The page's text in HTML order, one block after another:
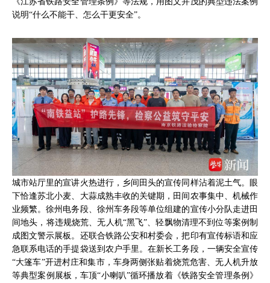
说明“什么不能干、怎么干更安全”。
城市站厅里的宣讲火热进行，乡间田头的宣传同样沾着泥土气。眼
下恰逢苏北小麦、大蒜成熟丰收的关键期，田间农事集中、机械作
业频繁。徐州电务段、徐州车务段等单位组建的宣传小分队走进田
间地头，将违规烧荒、无人机“黑飞”、轻飘物清理不到位等案例制
成图文警示展板。还联合铁路公安和村委会，把印有宣传标语和应
急联系电话的手提袋送到农户手里。在新长工务段，一辆安全宣传
“大篷车”开进村庄和集市，车身两侧张贴着烧荒危害、无人机升放
等典型案例展板，车顶“小喇叭”循环播放着《铁路安全管理条例》